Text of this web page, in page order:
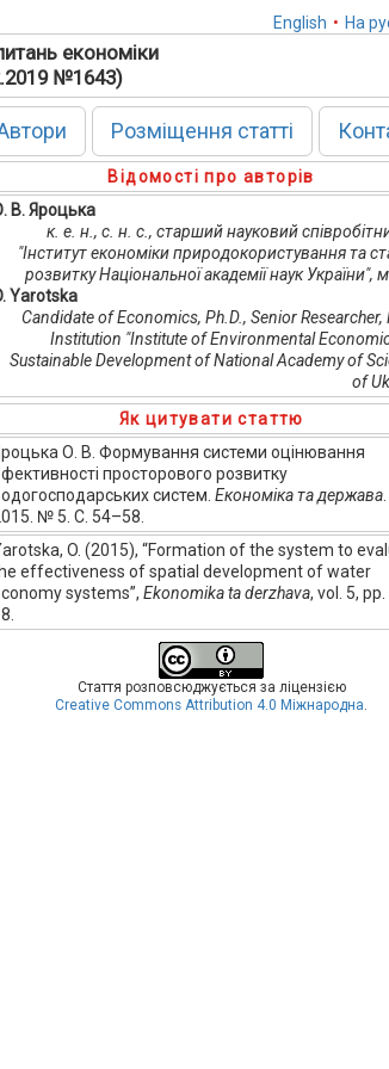
English • На
економіки
№1643)
Розміщення статті
Відомості про авторів
В. Яроцька
к. е. н., с. н. с., старший науковий
"Інститут економіки природокористування та
розвитку Національної академії наук України",
Yarotska
Candidate of Economics, Ph.D., Senior Researcher,
Institution "Institute of Environmental
Sustainable Development of National Academy of
of
Як цитувати статтю
О. В. Формування системи оцінювання
просторового розвитку
систем. Економіка та держава.
№ 5. С. 54–58.
O. (2015), “Formation of the system to
effectiveness of spatial development of water
systems”, Ekonomika ta derzhava, vol. 5,
Стаття розповсюджується за ліцензією
Creative Commons Attribution 4.0 Міжнародна.